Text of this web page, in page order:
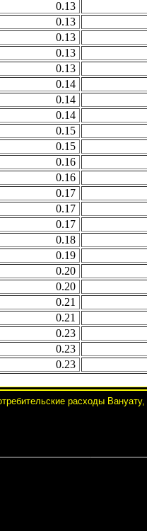
0.13
0.13
0.13
0.13
0.13
0.14
0.14
0.14
0.15
0.15
0.16
0.16
0.17
0.17
0.17
0.18
0.19
0.20
0.20
0.21
0.21
0.23
0.23
0.23